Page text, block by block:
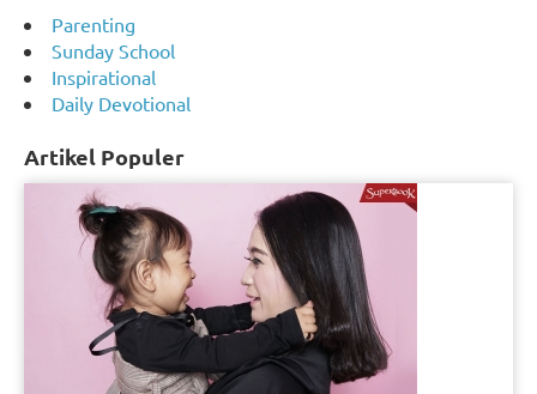
Parenting
Sunday School
Inspirational
Daily Devotional
Artikel Populer